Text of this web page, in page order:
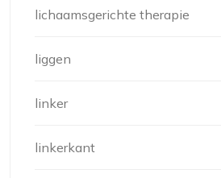
lichaamsgerichte therapie
liggen
linker
linkerkant